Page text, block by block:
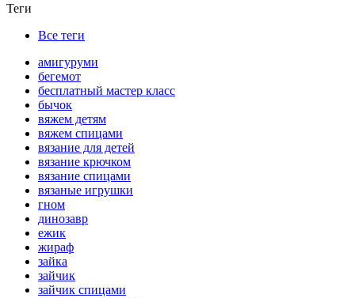
Теги
Все теги
амигуруми
бегемот
бесплатный мастер класс
бычок
вяжем детям
вяжем спицами
вязание для детей
вязание крючком
вязание спицами
вязаные игрушки
гном
динозавр
ежик
жираф
зайка
зайчик
зайчик спицами